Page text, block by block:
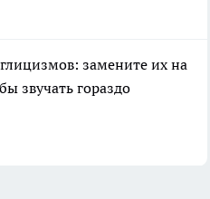
замените их на
звучать гораздо